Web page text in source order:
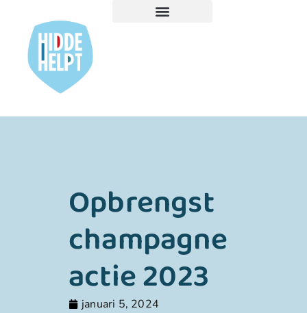
Opbrengst
champagne
actie 2023
januari 5, 2024